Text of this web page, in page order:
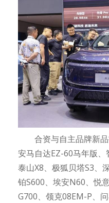
合资与自主品牌新
安马自达EZ-60马年版
泰山X8、极狐贝塔S3、
铂S600、埃安N60、悦
G700、领克08EM-P、